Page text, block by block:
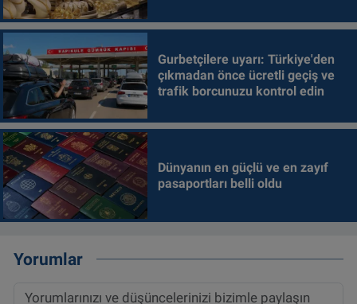
Gurbetçilere uyarı: Türkiye'den
çıkmadan önce ücretli geçiş ve
trafik borcunuzu kontrol edin
Dünyanın en güçlü ve en zayıf
pasaportları belli oldu
Yorumlar